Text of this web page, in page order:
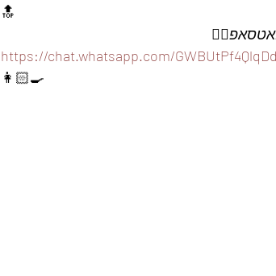
🔝
👇🏼
https://chat.whatsapp.com/
👩🏻‍🍳